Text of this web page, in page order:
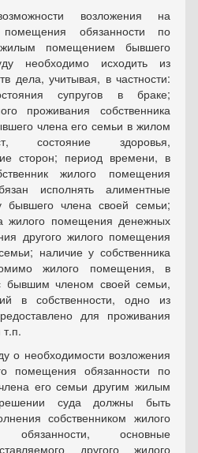
возложения на
помещения обязанности по
помещением бывшего
необходимо исходить из
дела, учитывая, в частности:
супругов в браке;
проживания собственника
члена его семьи в жилом
состояние здоровья,
сторон; период времени, в
жилого помещения
исполнять алиментные
бывшего члена своей семьи;
жилого помещения денежных
другого жилого помещения
наличие у собственника
жилого помещения, в
бывшим членом своей семьи,
в собственности, одно из
для проживания
о необходимости возложения
помещения обязанности по
его семьи другим жилым
суда должны быть
собственником жилого
основные
другого жилого